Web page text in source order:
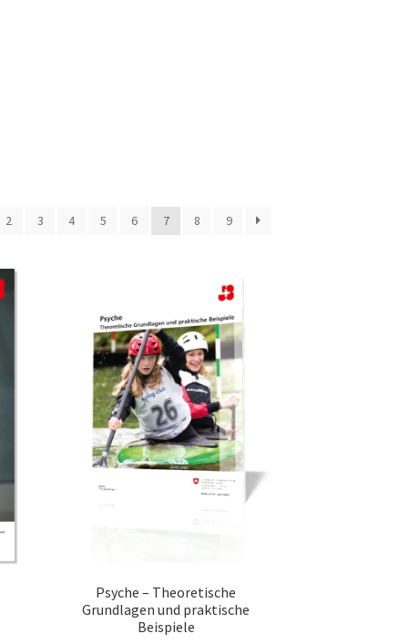
2 3 4 5 6 7 8 9
Psyche – Theoretische
Grundlagen und praktische
Beispiele